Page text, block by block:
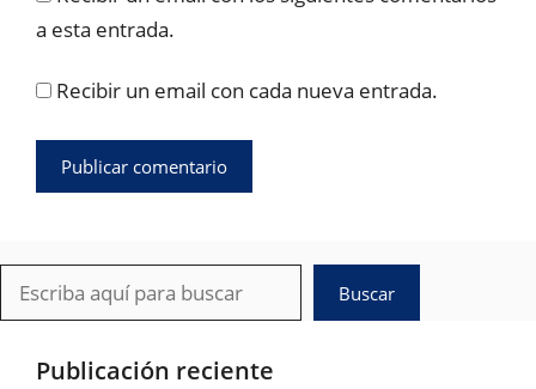
a esta entrada.
Recibir un email con cada nueva entrada.
Buscar
Buscar
Publicación reciente